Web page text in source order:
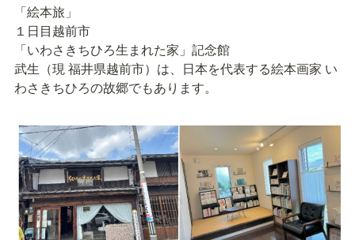
「絵本旅」
１日目越前市
「いわさきちひろ生まれた家」記念館
武生（現 福井県越前市）は、日本を代表する絵本画家 い
わさきちひろの故郷でもあります。